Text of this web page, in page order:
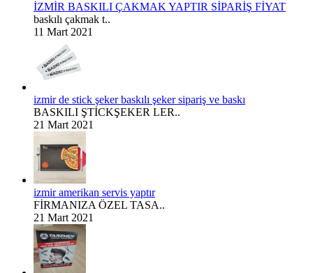
İZMİR BASKILI ÇAKMAK YAPTIR SİPARİŞ FİYAT
baskılı çakmak t..
11 Mart 2021
izmir de stick şeker baskılı şeker sipariş ve baskı
BASKILI ŞTİCKŞEKER LER..
21 Mart 2021
izmir amerikan servis yaptır
FİRMANIZA ÖZEL TASA..
21 Mart 2021